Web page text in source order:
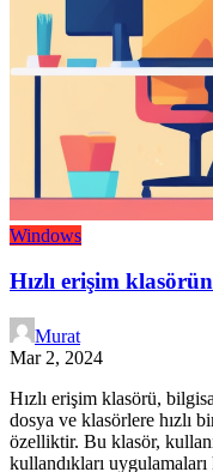
Windows
Hızlı erişim
Murat
Mar 2, 2024
Hızlı erişim klasörü,
dosya ve klasörlere hızlı
özelliktir. Bu klasör,
kullandıkları